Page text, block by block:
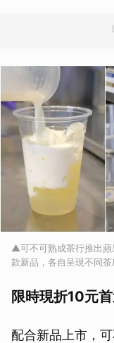
▲可不可熟成茶行推出蘋
款新品，各自呈現不同茶
限時現折10元
配合新品上市，